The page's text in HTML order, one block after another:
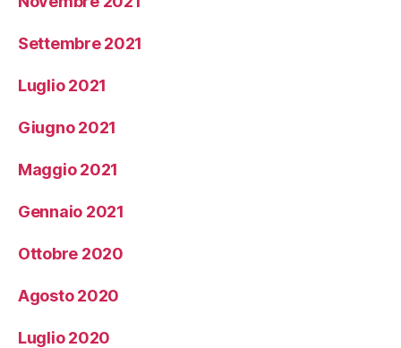
Settembre 2021
Luglio 2021
Giugno 2021
Maggio 2021
Gennaio 2021
Ottobre 2020
Agosto 2020
Luglio 2020